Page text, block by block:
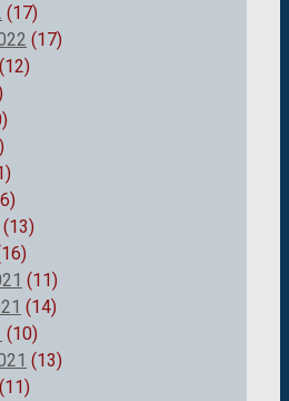
(17)
(17)
(12)
(13)
(11)
(14)
(10)
(13)
(11)